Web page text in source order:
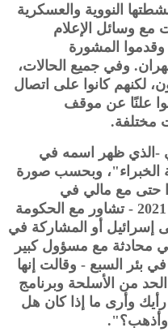
النووية والعسكرية
مع وسائل الإعلام
وقدموا المشورة
وفي جميع الحالات،
لكنهم كانوا على اتصال
علنًا عن موقف
مختلفة.
-الذي ظهر اسمه في
الخبراء"، وبحسب صورة
حتى مع مالي في
المفاوضات النووية في فيينا عام 2021 - تشاور مع الحكومة
إسرائيل أو المشاركة في
محادثة مع مسؤول كبير
بئر السبع - وقالت إنها
من الأسلحة وبرنامج
وأرى ما إذا كان هل
وأذهب؟".